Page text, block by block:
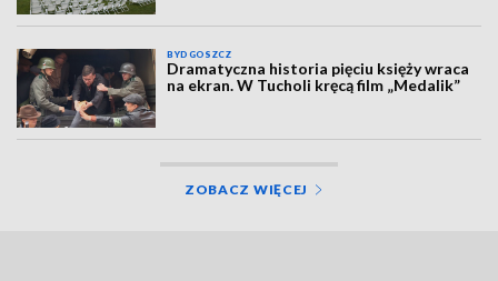
BYDGOSZCZ
Dramatyczna historia pięciu księży wraca
na ekran. W Tucholi kręcą film „Medalik”
ZOBACZ WIĘCEJ